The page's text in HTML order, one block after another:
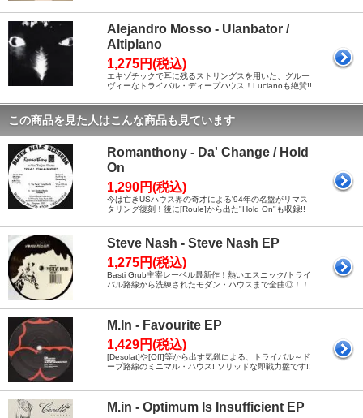
Alejandro Mosso - Ulanbator /
Altiplano
1,275円(税込)
エキゾチックで耳に残るストリングスを用いた、グルー
ヴィーなトライバル・ディープハウス！Lucianoも絶賛!!
この商品を見た人はこんな商品も見ています
Romanthony - Da' Change / Hold
On
1,290円(税込)
今は亡きUSハウス界の奇才による'94年の名盤がリマス
タリング復刻！後に[Roule]から出た"Hold On"も収録!!
Steve Nash - Steve Nash EP
1,275円(税込)
Basti Grub主宰レーベル最新作！熱いエスニック/トライ
バル路線から洗練されたモダン・ハウスまで全曲◎！！
M.In - Favourite EP
1,429円(税込)
[Desolat]や[Off]等から出す気鋭による、トライバル～ド
ープ路線のミニマル・ハウス! ソリッドな即戦力盤です!!
M.in - Optimum Is Insufficient EP